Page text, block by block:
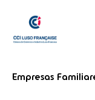
Empresas